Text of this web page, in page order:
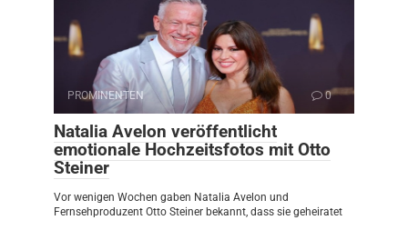
PROMINENTEN 0
Natalia Avelon veröffentlicht
emotionale Hochzeitsfotos mit Otto
Steiner
Vor wenigen Wochen gaben Natalia Avelon und
Fernsehproduzent Otto Steiner bekannt, dass sie geheiratet